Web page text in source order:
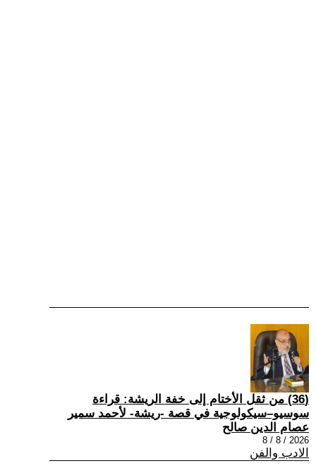
(36) من ثقل الأختام إلى خفة الريشة: قراءة
سوسيو–سيكولوجية في قصة -ريشة- لأحمد سمير
عصام الدين صالح
2026 / 8 / 8
الادب والفن